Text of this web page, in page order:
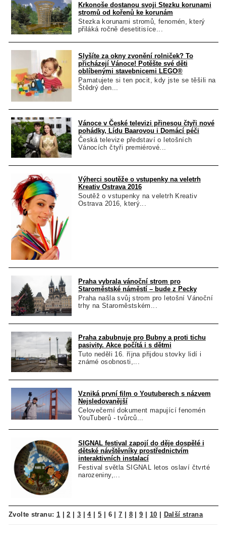
Krkonoše dostanou svoji Stezku korunami
stromů od kořenů ke korunám
Stezka korunami stromů, fenomén, který
přiláká ročně desetitisíce...
Slyšíte za okny zvonění rolniček? To
přicházejí Vánoce! Potěšte své děti
oblíbenými stavebnicemi LEGO®
Pamatujete si ten pocit, kdy jste se těšili na
Štědrý den...
Vánoce v České televizi přinesou čtyři nové
pohádky, Lídu Baarovou i Domácí péči
Česká televize představí o letošních
Vánocích čtyři premiérové...
Výherci soutěže o vstupenky na veletrh
Kreativ Ostrava 2016
Soutěž o vstupenky na veletrh Kreativ
Ostrava 2016, který...
Praha vybrala vánoční strom pro
Staroměstské náměstí – bude z Pecky
Praha našla svůj strom pro letošní Vánoční
trhy na Staroměstském...
Praha zabubnuje pro Bubny a proti tichu
pasivity. Akce počítá i s dětmi
Tuto neděli 16. října přijdou stovky lidí i
známé osobnosti,...
Vzniká první film o Youtuberech s názvem
Nejsledovanější
Celovečerní dokument mapující fenomén
YouTuberů - tvůrců...
SIGNAL festival zapojí do děje dospělé i
dětské návštěvníky prostřednictvím
interaktivních instalací
Festival světla SIGNAL letos oslaví čtvrté
narozeniny,...
Zvolte stranu: 1 |2 | 3 |4| 5 | 6|7 | 8|9 | 10 | Další strana